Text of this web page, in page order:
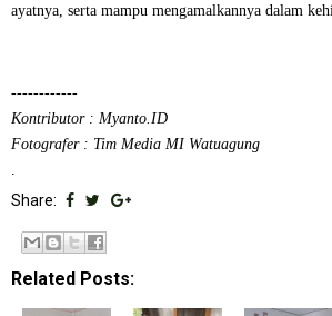
ayatnya, serta mampu mengamalkannya dalam
------------
Kontributor : Myanto.ID
Fotografer : Tim Media MI Watuagung
Share:
Related Posts: